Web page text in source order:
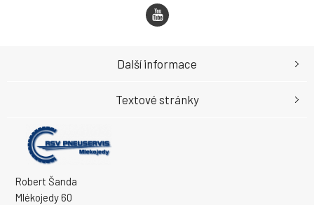
Robert Šanda
Mlékojedy 60
Další informace
Textové stránky